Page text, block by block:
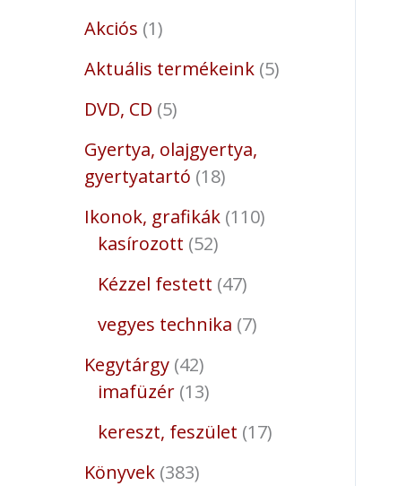
Akciós 1
Aktuális termékeink 5
DVD, CD 5
Gyertya, olajgyertya,
gyertyatartó 18
Ikonok, grafikák 110
kasírozott 52
Kézzel festett 47
vegyes technika 7
Kegytárgy 42
imafüzér 13
kereszt, feszület 17
Könyvek 383